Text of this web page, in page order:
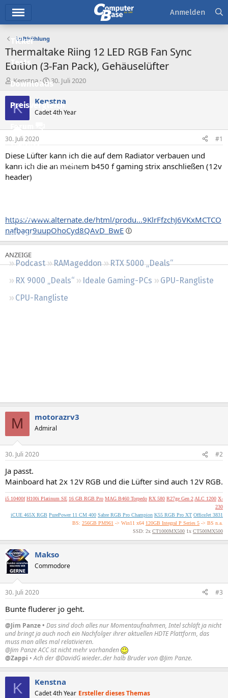
Ticker
Tests
Downloads
Preisvergleich
Forum
Aktuelles
Empfohlene Inhalte
Neue Beiträge
Leserartikel
Regeln
Podcast RAMageddon
RTX 5000 „Deals“
RX 9000 „Deals“
Ideale Gaming-PCs
GPU-Rangliste
CPU-Rangliste
Anmelden
Luftkühlung
Thermaltake Riing 12 LED RGB Fan Sync
Edition (3-Fan Pack), Gehäuselüfter
E
r
s
t
e
r
Kenstna
E
r
s
e
t
a
30. Juli 2020
K Kenstna
Cadet 4th Year
30. Juli 2020 #1
Diese Lüfter kann ich die auf dem Radiator verbauen und
kann ich die an meinem b450 f gaming strix anschließen (12v
header)
https://www.alternate.de/html/produ...9KlrFfzchJ6VKxMCTCO
nafbagr9uupOhoCyd8QAvD_BwE
M motorazrv3
Admiral
30. Juli 2020 #2
Ja passt.
Mainboard hat 2x 12V RGB und die Lüfter sind auch 12V RGB.
i5 10400f H100i Platinum SE 16 GB RGB Pro MAG B460 Torpedo RX 580 R27ge Gen 2 ALC 1200 X-
230
iCUE 465X RGB PurePower 11 CM 400 Sabre RGB Pro Champion K55 RGB Pro XT OfficeJet 3831
BS: 256GB PM961 -> Win11 x64 120GB Integral P Series 5 -> BS n.a.
SSD: 2x CT1000MX500 1x CT500MX500
Makso
Commodore
30. Juli 2020 #3
Bunte fluderer jo geht.
@Jim Panze • Das sind doch alles nur Momentaufnahmen, Intel schläft ja nicht
und bringt ja auch noch ein Nachfolger ihrer aktuellen HDTE Plattform, das
muss man alles mal relativieren.
@Jim Panze ACC ist nicht mehr vorhanden
@Zappi •Ach der @DavidG wieder..der halb Bruder von @Jim Panze.
K Kenstna
Cadet 4th Year Ersteller dieses Themas